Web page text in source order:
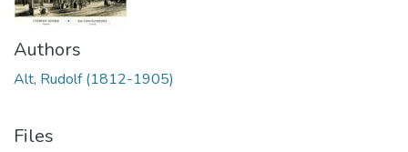
Authors
Alt, Rudolf (1812-1905)
Files